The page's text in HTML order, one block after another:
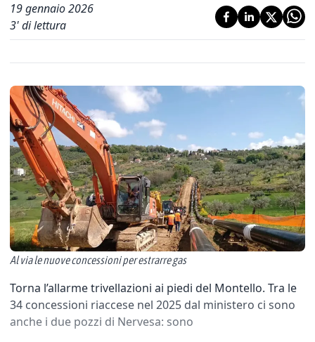
19 gennaio 2026
3' di lettura
Al via le nuove concessioni per estrarre gas
Torna l’allarme trivellazioni ai piedi del Montello. Tra le
34 concessioni riaccese nel 2025 dal ministero ci sono
anche i due pozzi di Nervesa: sono